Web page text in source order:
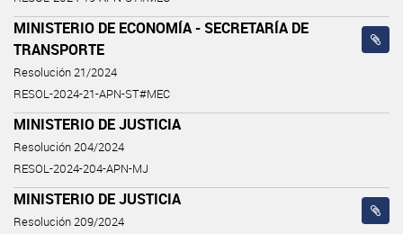
MINISTERIO DE ECONOMÍA - SECRETARÍA DE
TRANSPORTE
Resolución 21/2024
RESOL-2024-21-APN-ST#MEC
MINISTERIO DE JUSTICIA
Resolución 204/2024
RESOL-2024-204-APN-MJ
MINISTERIO DE JUSTICIA
Resolución 209/2024